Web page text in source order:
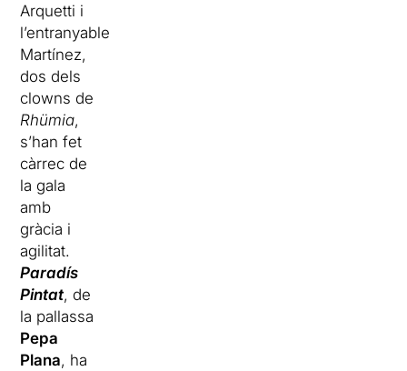
Arquetti i
l’entranyable
Martínez,
dos dels
clowns de
Rhümia,
s’han fet
càrrec de
la gala
amb
gràcia i
agilitat.
Paradís
Pintat, de
la pallassa
Pepa
Plana, ha